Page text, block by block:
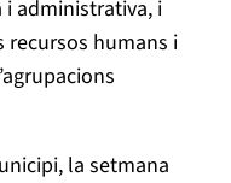
administrativa, i
recursos humans i
la setmana